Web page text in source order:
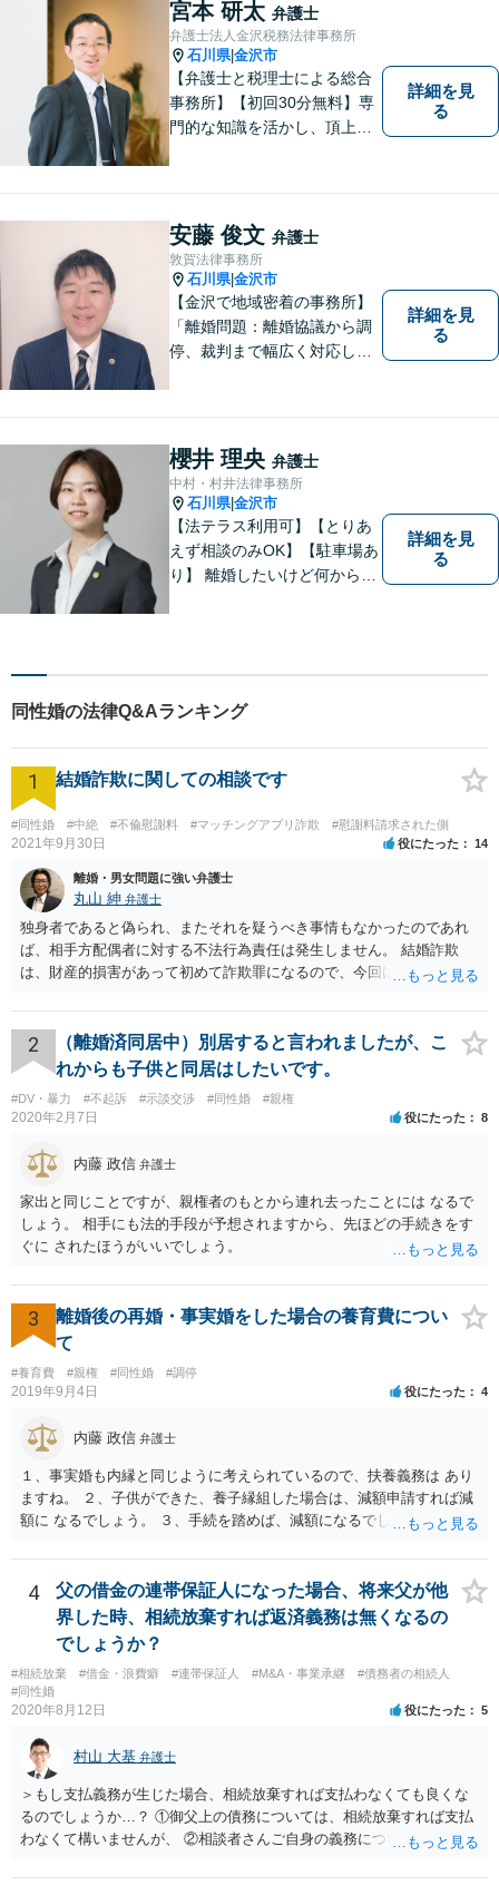
ださい。
宮本 研太 弁護士
弁護士法人金沢税務法律事務所
石川県|金沢市
【弁護士と税理士による総合
事務所】【初回30分無料】専
門的な知識を活かし、頂上＝
トします。 事務所ホームペー
ジあります。
詳細を見
る
安藤 俊文 弁護士
敦賀法律事務所
石川県|金沢市
【金沢で地域密着の事務所】
「離婚問題：離婚協議から調
停、裁判まで幅広く対応し、
「交通事故：24時間受付可／
弁護士が介入することで賠償
金の大幅な増額が実現できる
ケースあり」【休日・夜間相
談可】
詳細を見
る
櫻井 理央 弁護士
中村・村井法律事務所
石川県|金沢市
【法テラス利用可】【とりあ
えず相談のみOK】【駐車場あ
り】 離婚したいけど何から始
詳細を見
る
同性婚の法律Q&Aランキング
1 結婚詐欺に関しての相談です
#同性婚 #中絶 #不倫慰謝料 #マッチングアプリ詐欺 #慰謝料請求された側
2021年9月30日 役にたった 14
離婚・男女問題に強い弁護士
丸山 紳 弁護士
独身者であると偽られ、またそれを疑うべき事情もなかったのであれ
ば、相手方配偶者に対する不法行為責任は発生しません。 結婚詐欺
は、財産的損害があって初めて詐欺罪になるので、今回は該当しませ
であることを知っていれば交際しなかったといえる場合に、慰謝料請
求が可能です。 LINEなどで、結婚を当然の前提にした関係だったこと
を立証できる場合は、請求は可能と考えます。
2
（離婚済同居中）別居すると言われましたが、こ
れからも子供と同居はしたいです。
#DV・暴力 #不起訴 #示談交渉 #同性婚 #親権
2020年2月7日 役にたった 8
内藤 政信 弁護士
家出と同じことですが、親権者のもとから連れ去ったことには なるで
しょう。 相手にも法的手段が予想されますから、先ほどの手続きをす
ぐに されたほうがいいでしょう。
3
離婚後の再婚・事実婚をした場合の養育費につい
て
#養育費 #親権 #同性婚 #調停
2019年9月4日 役にたった 4
内藤 政信 弁護士
１、事実婚も内縁と同じように考えられているので、扶養義務は あり
ますね。 ２、子供ができた、養子縁組した場合は、減額申請すれば減
額に なるでしょう。 ３、手続を踏めば、減額になるでしょう。 ４、
しょう。 いろいろ議論のあるところですが、実務は上記のような運用
でしょう。
4
父の借金の連帯保証人になった場合、将来父が他
界した時、相続放棄すれば返済義務は無くなるの
でしょうか？
#相続放棄 #借金・浪費癖 #連帯保証人 #M&A・事業承継
#債務者の相続人
#同性婚
2020年8月12日 役にたった 5
村山 大基 弁護士
＞もし支払義務が生じた場合、相続放棄すれば支払わなくても良くな
るのでしょうか…？ ①御父上の債務については、相続放棄すれば支払
わなくて構いませんが、 ②相談者さんご自身の義務については、契約
いないので何とも言えません。 そもそも、何の義務も負わないなら、